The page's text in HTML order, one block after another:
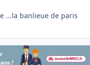
...la banlieue de paris